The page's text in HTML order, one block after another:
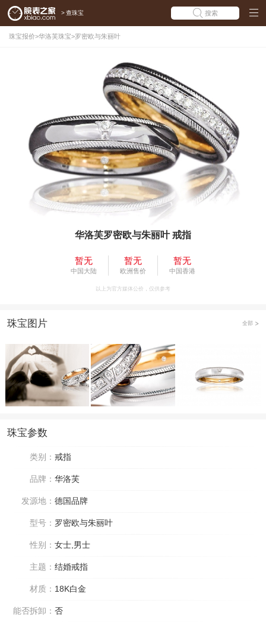
> 查珠宝 搜索
珠宝报价>华洛芙珠宝>罗密欧与朱丽叶
华洛芙罗密欧与朱丽叶 戒指
暂无
中国大陆
暂无
欧洲售价
暂无
中国香港
以上为官方媒体公价，仅供参考
珠宝图片 全部
珠宝参数
类别： 戒指
品牌： 华洛芙
发源地： 德国品牌
型号： 罗密欧与朱丽叶
性别： 女士,男士
主题： 结婚戒指
材质： 18K白金
能否拆卸： 否